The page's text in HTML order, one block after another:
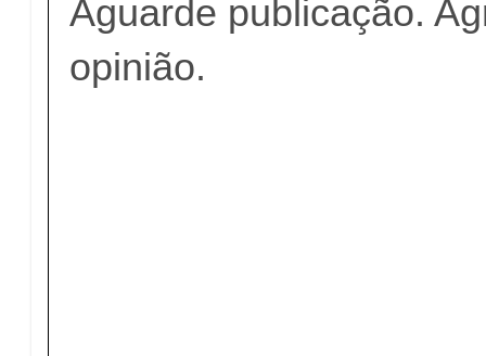
Aguarde publicação.
opinião.